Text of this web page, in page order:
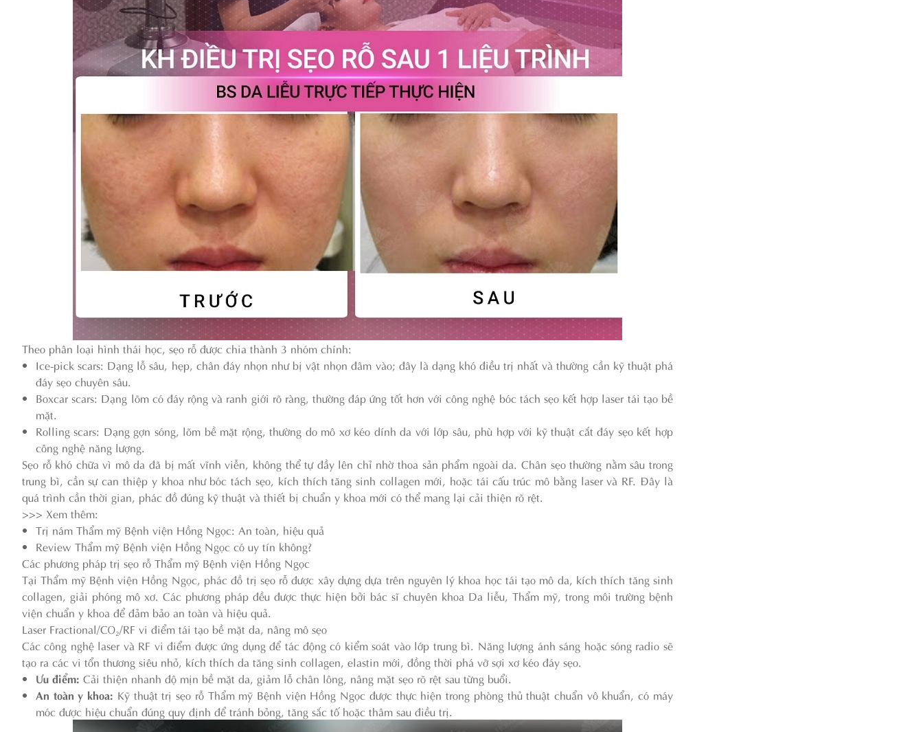
Theo phân loại hình thái học, sẹo rỗ được chia thành 3 nhóm chính:
Ice-pick scars: Dạng lỗ sâu, hẹp, chân đáy nhọn như bị vật nhọn đâm vào; đây là dạng khó điều trị nhất và thường cần kỹ thuật phá
đáy sẹo chuyên sâu.
Boxcar scars: Dạng lõm có đáy rộng và ranh giới rõ ràng, thường đáp ứng tốt hơn với công nghệ bóc tách sẹo kết hợp laser tái tạo bề
mặt.
Rolling scars: Dạng gợn sóng, lõm bề mặt rộng, thường do mô xơ kéo dính da với lớp sâu, phù hợp với kỹ thuật cắt đáy sẹo kết hợp
công nghệ năng lượng.
Sẹo rỗ khó chữa vì mô da đã bị mất vĩnh viễn, không thể tự đầy lên chỉ nhờ thoa sản phẩm ngoài da. Chân sẹo thường nằm sâu trong
trung bì, cần sự can thiệp y khoa như bóc tách sẹo, kích thích tăng sinh collagen mới, hoặc tái cấu trúc mô bằng laser và RF. Đây là
quá trình cần thời gian, phác đồ đúng kỹ thuật và thiết bị chuẩn y khoa mới có thể mang lại cải thiện rõ rệt.
>>> Xem thêm:
Trị nám Thẩm mỹ Bệnh viện Hồng Ngọc: An toàn, hiệu quả
Review Thẩm mỹ Bệnh viện Hồng Ngọc có uy tín không?
Các phương pháp trị sẹo rỗ Thẩm mỹ Bệnh viện Hồng Ngọc
Tại Thẩm mỹ Bệnh viện Hồng Ngọc, phác đồ trị sẹo rỗ được xây dựng dựa trên nguyên lý khoa học tái tạo mô da, kích thích tăng sinh
collagen, giải phóng mô xơ. Các phương pháp đều được thực hiện bởi bác sĩ chuyên khoa Da liễu, Thẩm mỹ, trong môi trường bệnh
viện chuẩn y khoa để đảm bảo an toàn và hiệu quả.
Laser Fractional/CO₂/RF vi điểm tái tạo bề mặt da, nâng mô sẹo
Các công nghệ laser và RF vi điểm được ứng dụng để tác động có kiểm soát vào lớp trung bì. Năng lượng ánh sáng hoặc sóng radio sẽ
tạo ra các vi tổn thương siêu nhỏ, kích thích da tăng sinh collagen, elastin mới, đồng thời phá vỡ sợi xơ kéo đáy sẹo.
Ưu điểm: Cải thiện nhanh độ mịn bề mặt da, giảm lỗ chân lông, nâng mặt sẹo rõ rệt sau từng buổi.
An toàn y khoa: Kỹ thuật trị sẹo rỗ Thẩm mỹ Bệnh viện Hồng Ngọc được thực hiện trong phòng thủ thuật chuẩn vô khuẩn, có máy
móc được hiệu chuẩn đúng quy định để tránh bỏng, tăng sắc tố hoặc thâm sau điều trị.